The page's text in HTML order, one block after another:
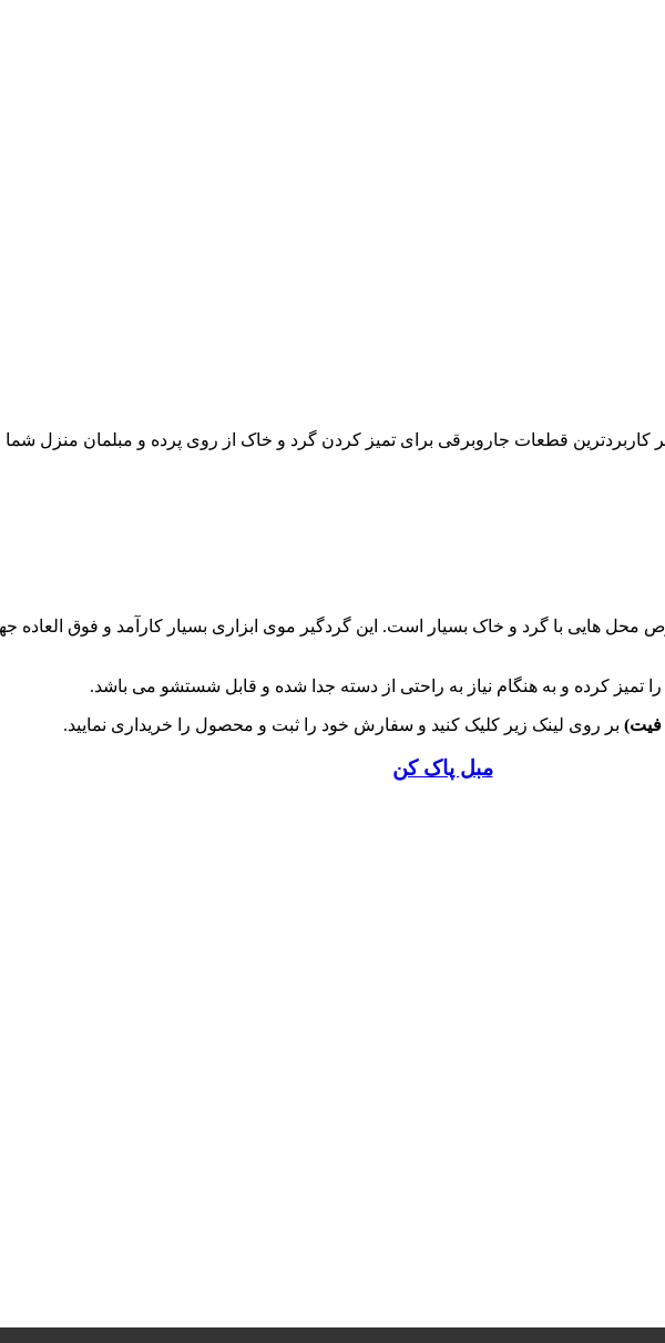
قطعات جاروبرقی برای تمیز کردن گرد و خاک از روی پرده و مبلمان منزل شما
هایی با گرد و خاک بسیار است. این گردگیر موی ابزاری بسیار کارآمد و فوق العاده
کرده و به هنگام نیاز به راحتی از دسته جدا شده و قابل شستشو می باشد.
فیت) بر روی لینک زیر کلیک کنید و سفارش خود را ثبت و محصول را خریداری نمایید.
مبل پاک کن